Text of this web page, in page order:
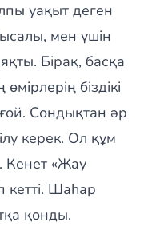
уақыт деген
мен үшін
Бірақ, басқа
біздікі
Сондықтан әр
керек. Ол құм
Кенет «Жау
кетті. Шаһар
қонды.